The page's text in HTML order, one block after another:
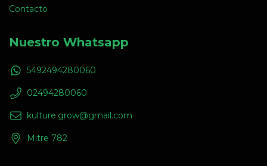
Contacto
Nuestro Whatsapp
5492494280060
02494280060
kulture.grow@gmail.com
Mitre 782